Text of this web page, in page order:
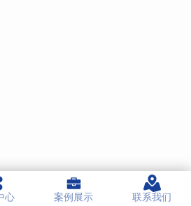
心 案例展示 联系我们